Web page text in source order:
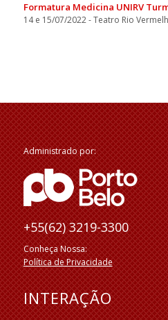
Formatura Medicina UNIRV
14 e 15/07/2022 - Teatro Rio
Administrado por:
+55(62) 3219-3300
Conheça Nossa:
Política de Privacidade
INTERAÇÃO